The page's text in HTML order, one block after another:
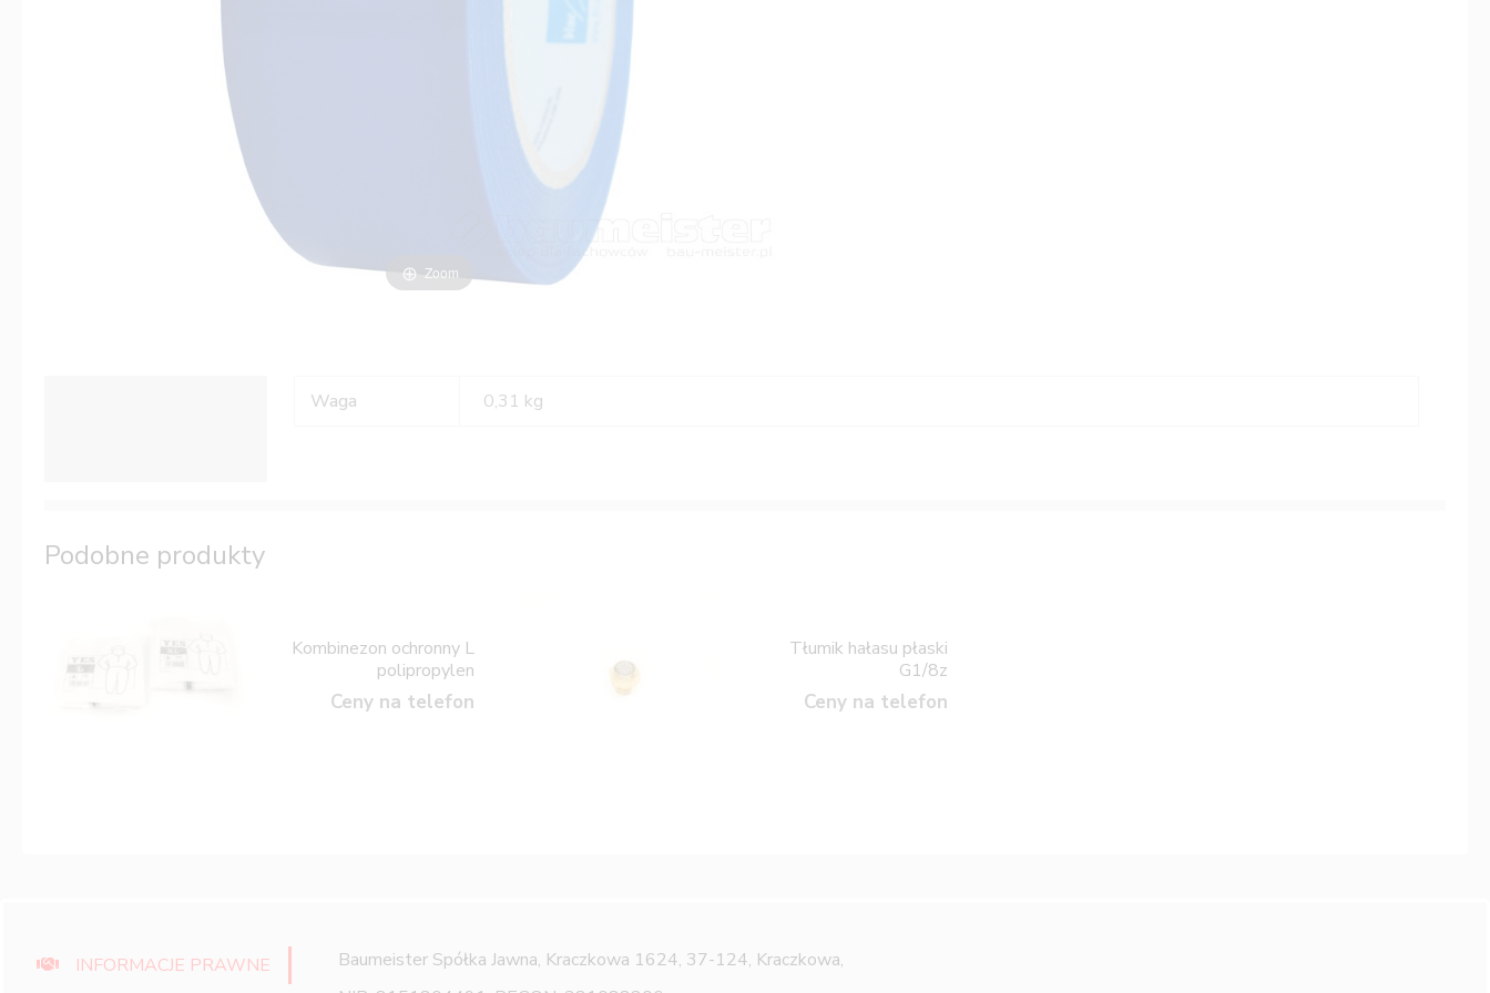
Zoom
Waga 0,31 kg
Podobne produkty
Kombinezon ochronny L
polipropylen
Ceny na telefon
Tłumik hałasu płaski
G1/8z
Ceny na telefon
INFORMACJE PRAWNE
Baumeister Spółka Jawna, Kraczkowa 1624, 37-124, Kraczkowa,